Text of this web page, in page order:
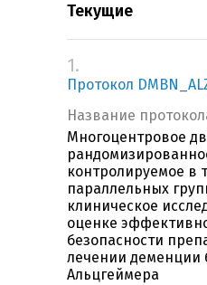
Текущие
1.
Протокол
Название
Многоцентровое
контролируемое в
параллельных
клиническое
оценке
безопасности
лечении деменции
Альцгеймера